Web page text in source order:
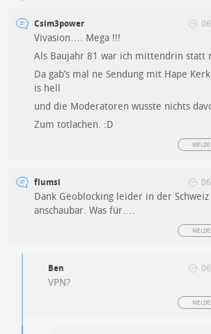
Cslm3power
Vivasion…. Mega !!!
Als Baujahr 81 war ich mittendrin statt
Da gab’s mal ne Sendung mit Hape
is hell
und die Moderatoren wusste nichts
Zum totlachen. :D
flumsi
Dank Geoblocking leider in der
anschaubar. Was für….
Ben
VPN?